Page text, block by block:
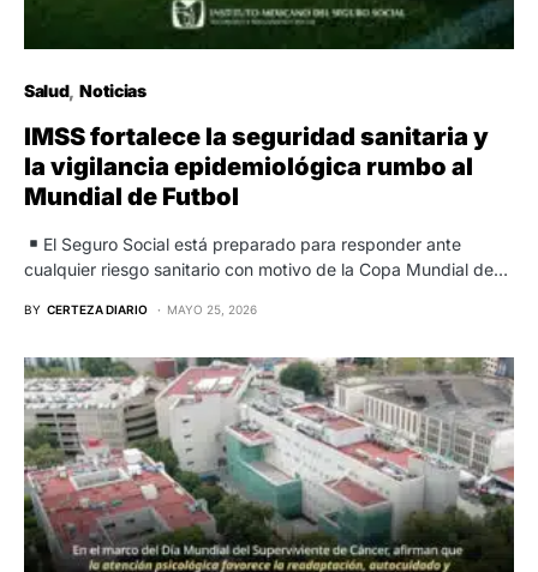
Salud Noticias
IMSS fortalece la seguridad sanitaria y
la vigilancia epidemiológica rumbo al
Mundial de Futbol
El Seguro Social está preparado para responder ante
cualquier riesgo sanitario con motivo de la Copa Mundial de…
BY CERTEZA DIARIO MAYO 25, 2026